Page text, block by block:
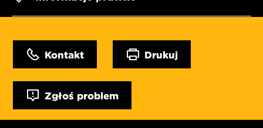
Kontakt Drukuj
Zgłoś problem